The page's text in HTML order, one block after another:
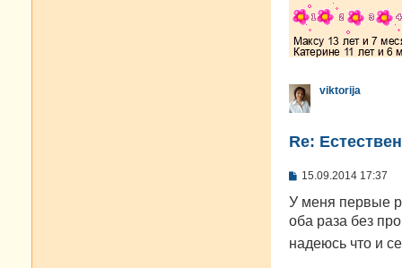
viktorija
Re:
С
о
б
щ
е
н
15.09.2014 17:37
У меня первые
оба раза без
надеюсь что и